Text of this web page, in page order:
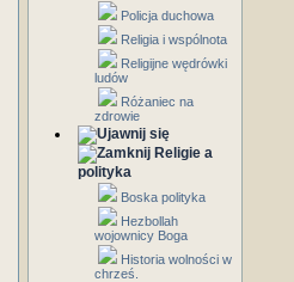
Policja duchowa
Religia i wspólnota
Religijne wędrówki
ludów
Różaniec na
zdrowie
Religie a
polityka
Boska polityka
Hezbollah
wojownicy Boga
Historia wolności w
chrześ.